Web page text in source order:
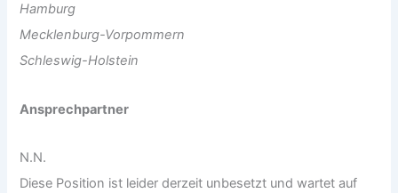
Hamburg
Mecklenburg-Vorpommern
Schleswig-Holstein
Ansprechpartner
N.N.
Diese Position ist leider derzeit unbesetzt und wartet auf